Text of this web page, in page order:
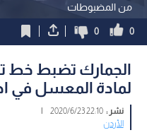
من المضبوطات
0
0
الجمارك تضبط خط
لمادة المعسل في
نشر :22:10 2020/6/23
|
الأردن